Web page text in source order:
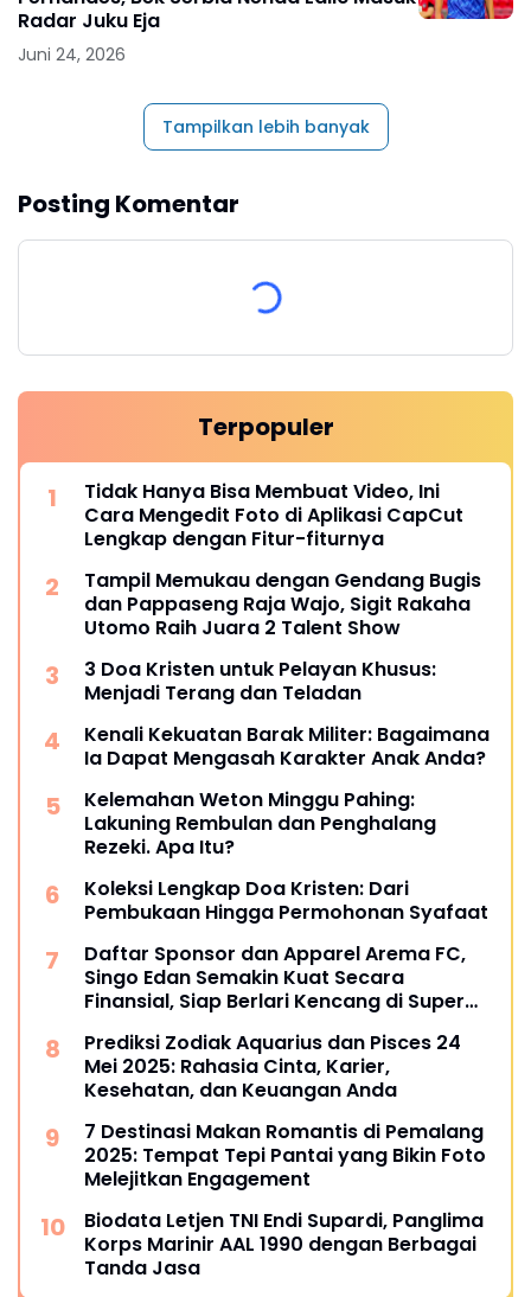
Radar Juku Eja
Juni 24, 2026
Tampilkan lebih banyak
Posting Komentar
Terpopuler
Tidak Hanya Bisa Membuat Video, Ini
Cara Mengedit Foto di Aplikasi CapCut
Lengkap dengan Fitur-fiturnya
Tampil Memukau dengan Gendang Bugis
dan Pappaseng Raja Wajo, Sigit Rakaha
Utomo Raih Juara 2 Talent Show
3 Doa Kristen untuk Pelayan Khusus:
Menjadi Terang dan Teladan
Kenali Kekuatan Barak Militer: Bagaimana
Ia Dapat Mengasah Karakter Anak Anda?
Kelemahan Weton Minggu Pahing:
Lakuning Rembulan dan Penghalang
Rezeki. Apa Itu?
Koleksi Lengkap Doa Kristen: Dari
Pembukaan Hingga Permohonan Syafaat
Daftar Sponsor dan Apparel Arema FC,
Singo Edan Semakin Kuat Secara
Finansial, Siap Berlari Kencang di Super
Prediksi Zodiak Aquarius dan Pisces 24
Mei 2025: Rahasia Cinta, Karier,
Kesehatan, dan Keuangan Anda
7 Destinasi Makan Romantis di Pemalang
2025: Tempat Tepi Pantai yang Bikin Foto
Melejitkan Engagement
Biodata Letjen TNI Endi Supardi, Panglima
Korps Marinir AAL 1990 dengan Berbagai
Tanda Jasa